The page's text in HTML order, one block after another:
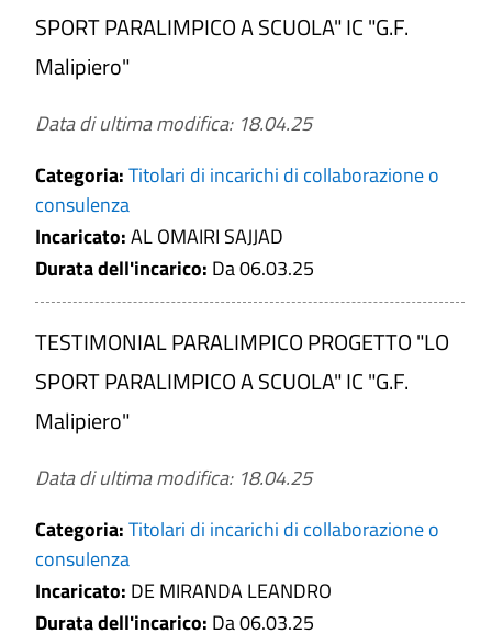
SPORT PARALIMPICO A SCUOLA" IC "G.F.
Malipiero"
Data di ultima modifica: 18.04.25
Categoria:Titolari di incarichi di collaborazione o
consulenza
Incaricato:AL OMAIRI SAJJAD
Durata dell'incarico: Da 06.03.25
TESTIMONIAL PARALIMPICO PROGETTO "LO
SPORT PARALIMPICO A SCUOLA" IC "G.F.
Malipiero"
Data di ultima modifica: 18.04.25
Categoria:Titolari di incarichi di collaborazione o
consulenza
Incaricato: DE MIRANDA LEANDRO
Durata dell'incarico: Da 06.03.25